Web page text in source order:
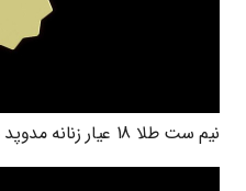
نیم ست طلا 18 عیار زنانه مدوپد مدل ستاره کد NA15587